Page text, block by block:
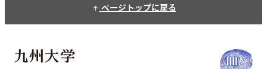
arrow_upward ページトップに戻る